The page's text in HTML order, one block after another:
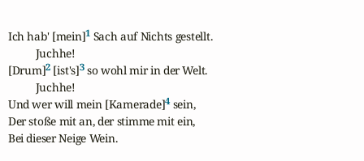
Ich hab' [mein]1 Sach auf Nichts gestellt.
          Juchhe!
[Drum]2 [ist's]3 so wohl mir in der Welt.
          Juchhe!
Und wer will mein [Kamerade]4 sein,
Der stoße mit an, der stimme mit ein,
Bei dieser Neige Wein.